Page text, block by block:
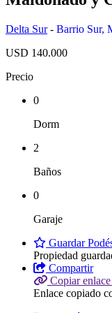
Delta Sur- Barrio Sur,
USD 140.000
Precio
0
Dorm
2
Baños
0
Garaje
Guardar
Propiedad
Compartir
Copiar enlace
Enlace copiado